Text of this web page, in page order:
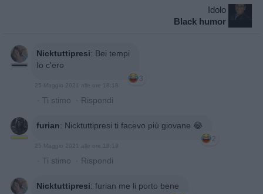
Idolo
Black humor
Nicktuttipresi: Bei tempi
Io c'ero
3
25 Maggio 2021 alle ore 18:18
· Ti stimo · Rispondi
furian: Nicktuttipresi ti facevo più giovane 😂
2
25 Maggio 2021 alle ore 18:19
· Ti stimo · Rispondi
Nicktuttipresi: furian me li porto bene